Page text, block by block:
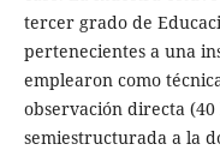
tercer grado de
pertenecientes a una
emplearon como
observación directa
semiestructurada a la